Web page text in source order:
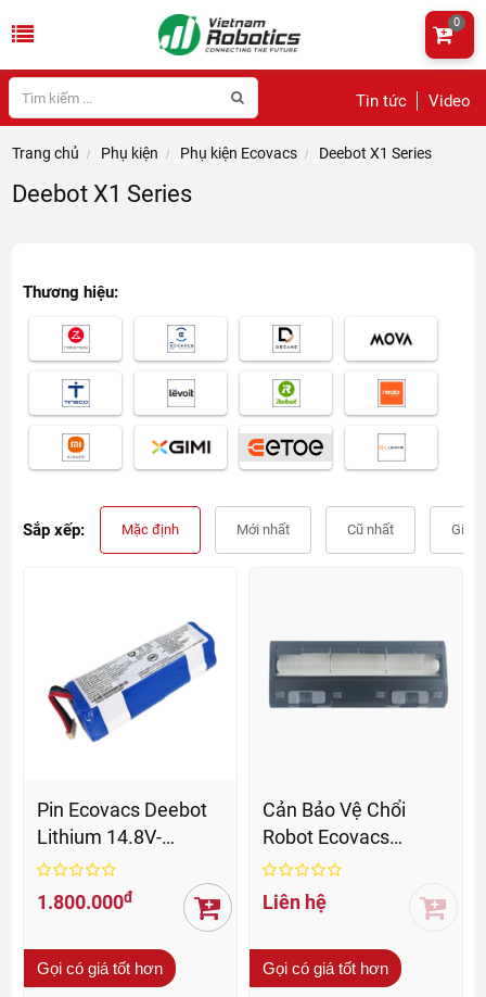
Tin tức Video
0
Trang chủ Phụ kiện Phụ kiện Ecovacs Deebot X1 Series
Deebot X1 Series
Thương hiệu:
Sắp xếp: Mặc định Mới nhất Cũ nhất Giá
Pin Ecovacs Deebot
Lithium 14.8V-
DC/5200mAh
1.800.000đ
Gọi có giá tốt hơn
Cản Bảo Vệ Chổi
Robot Ecovacs
OZMO 920/950
Chính Hãng
Liên hệ
Gọi có giá tốt hơn